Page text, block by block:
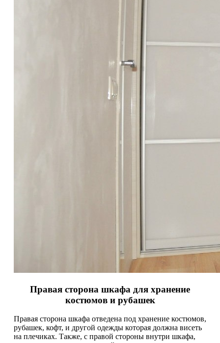
Правая сторона шкафа для хранение
костюмов и рубашек
Правая сторона шкафа отведена под хранение костюмов,
рубашек, кофт, и другой одежды которая должна висеть
на плечиках. Также, с правой стороны внутри шкафа,